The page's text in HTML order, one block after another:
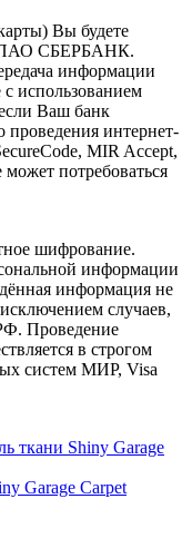
Вы будете
ПАО СБЕРБАНК.
информации
использованием
Ваш банк
проведения интернет-
MIR Accept,
потребоваться
шифрование.
информации
информация не
случаев,
Проведение
в строгом
систем МИР, Visa
ткани Shiny Garage
Garage Carpet